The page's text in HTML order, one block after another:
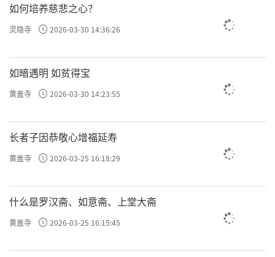
如何培养慈悲之心？
灵隐寺 2026-03-30 14:36:26
如暗遇明 如贫得宝
黄盖寺 2026-03-30 14:23:55
长者子因恭敬心增福延寿
黄盖寺 2026-03-25 16:18:29
什么是罗汉斋、如意斋、上堂大斋
黄盖寺 2026-03-25 16:15:45